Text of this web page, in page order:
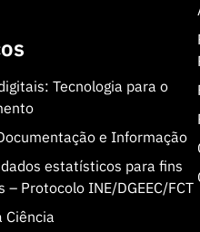
Tecnologia para o
e Informação
estatísticos para fins
– Protocolo INE/DGEEC/FCT
Ciência